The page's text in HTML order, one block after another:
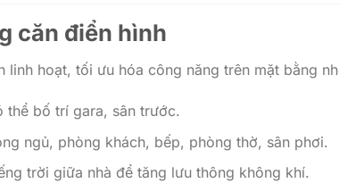
căn điển hình
hoạt, tối ưu hóa công năng trên mặt bằng
bố trí gara, sân trước.
ngủ, phòng khách, bếp, phòng thờ, sân phơi.
trời giữa nhà để tăng lưu thông không khí.